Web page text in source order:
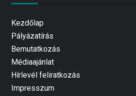
Kezdőlap
Pályázatírás
Bemutatkozás
Médiaajánlat
Hírlevél feliratkozás
Impresszum